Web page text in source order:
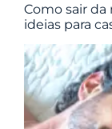
Como sair
ideias para